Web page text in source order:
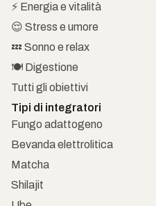
⚡ Energia e vitalità
😌 Stress e umore
💤 Sonno e relax
🍽️ Digestione
Tutti gli obiettivi
Tipi di integratori
Fungo adattogeno
Bevanda elettrolitica
Matcha
Shilajit